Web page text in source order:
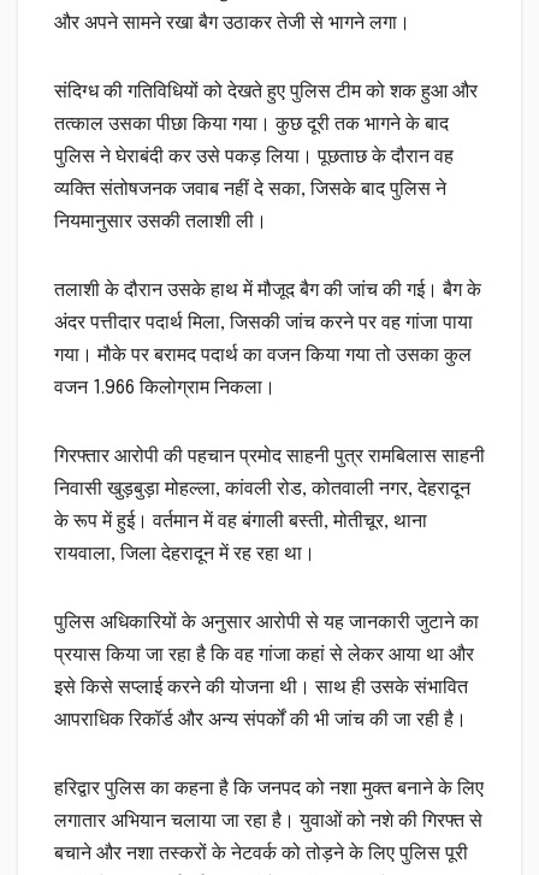
और अपने सामने रखा बैग उठाकर तेजी से भागने लगा।
संदिग्ध की गतिविधियों को देखते हुए पुलिस टीम को शक हुआ और
तत्काल उसका पीछा किया गया। कुछ दूरी तक भागने के बाद
पुलिस ने घेराबंदी कर उसे पकड़ लिया। पूछताछ के दौरान वह
व्यक्ति संतोषजनक जवाब नहीं दे सका, जिसके बाद पुलिस ने
नियमानुसार उसकी तलाशी ली।
तलाशी के दौरान उसके हाथ में मौजूद बैग की जांच की गई। बैग के
अंदर पत्तीदार पदार्थ मिला, जिसकी जांच करने पर वह गांजा पाया
गया। मौके पर बरामद पदार्थ का वजन किया गया तो उसका कुल
वजन 1.966 किलोग्राम निकला।
गिरफ्तार आरोपी की पहचान प्रमोद साहनी पुत्र रामबिलास साहनी
निवासी खुड़बुड़ा मोहल्ला, कांवली रोड, कोतवाली नगर, देहरादून
के रूप में हुई। वर्तमान में वह बंगाली बस्ती, मोतीचूर, थाना
रायवाला, जिला देहरादून में रह रहा था।
पुलिस अधिकारियों के अनुसार आरोपी से यह जानकारी जुटाने का
प्रयास किया जा रहा है कि वह गांजा कहां से लेकर आया था और
इसे किसे सप्लाई करने की योजना थी। साथ ही उसके संभावित
आपराधिक रिकॉर्ड और अन्य संपर्कों की भी जांच की जा रही है।
हरिद्वार पुलिस का कहना है कि जनपद को नशा मुक्त बनाने के लिए
लगातार अभियान चलाया जा रहा है। युवाओं को नशे की गिरफ्त से
बचाने और नशा तस्करों के नेटवर्क को तोड़ने के लिए पुलिस पूरी